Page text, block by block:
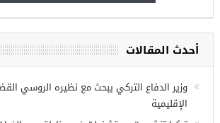
مجموعة فرص عمل للسوريين في
أحدث المقالات